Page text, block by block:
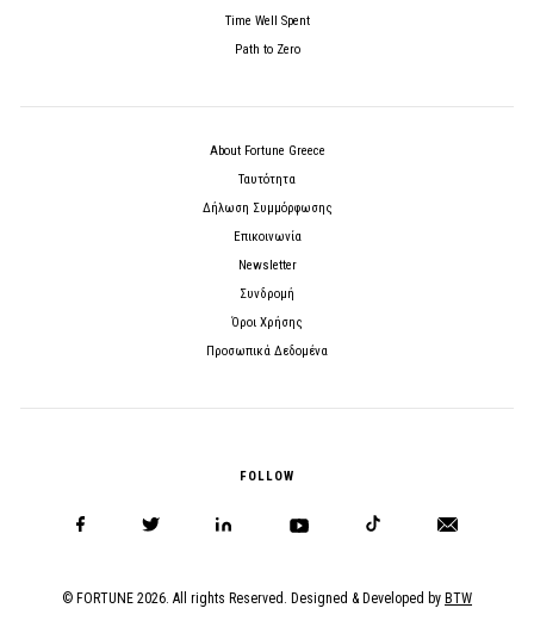
Time Well Spent
Path to Zero
About Fortune Greece
Ταυτότητα
Δήλωση Συμμόρφωσης
Επικοινωνία
Newsletter
Συνδρομή
Όροι Χρήσης
Προσωπικά Δεδομένα
FOLLOW
© FORTUNE 2026. All rights Reserved. Designed & Developed by BTW